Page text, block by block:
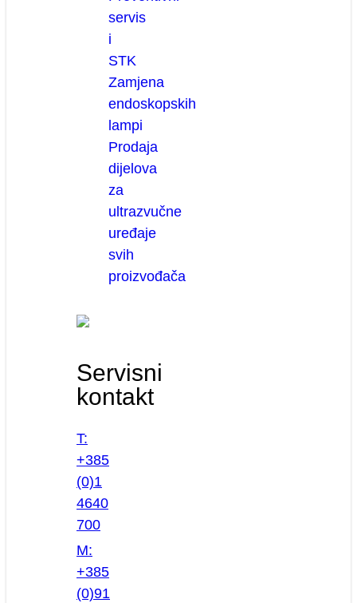
servis
i
STK
Zamjena
endoskopskih
lampi
Prodaja
dijelova
za
ultrazvučne
uređaje
svih
proizvođača
Servisni
kontakt
T:
+385
(0)1
4640
700
M:
+385
(0)91